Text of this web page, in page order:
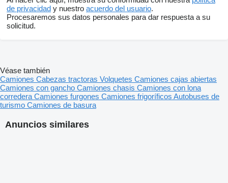
de privacidad y nuestro acuerdo del usuario.
Procesaremos sus datos personales para dar respuesta a su
solicitud.
Anuncios similares
Véase también
Camiones Cabezas tractoras Volquetes Camiones cajas abiertas
Camiones con gancho Camiones chasis Camiones con lona
corredera Camiones furgones Camiones frigoríficos Autobuses de
turismo Camiones de basura